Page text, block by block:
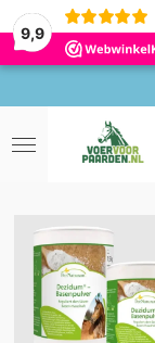
9,9